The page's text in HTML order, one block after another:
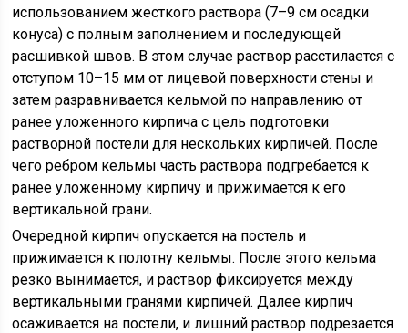
использованием жесткого раствора (7–9 см осадки
конуса) с полным заполнением и последующей
расшивкой швов. В этом случае раствор расстилается с
отступом 10–15 мм от лицевой поверхности стены и
затем разравнивается кельмой по направлению от
ранее уложенного кирпича с цель подготовки
растворной постели для нескольких кирпичей. После
чего ребром кельмы часть раствора подгребается к
ранее уложенному кирпичу и прижимается к его
вертикальной грани.
Очередной кирпич опускается на постель и
прижимается к полотну кельмы. После этого кельма
резко вынимается, и раствор фиксируется между
вертикальными гранями кирпичей. Далее кирпич
осаживается на постели, и лишний раствор подрезается